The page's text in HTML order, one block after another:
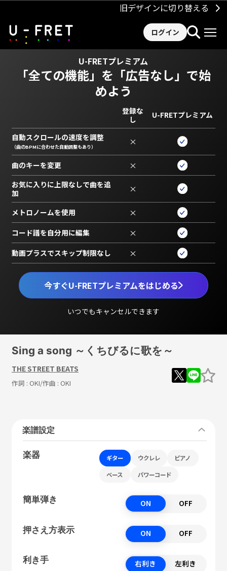
旧デザインに切り替える
ログイン
U-FRETプレミアム
「全ての機能」を 「広告なし」で始
めよう
今すぐU-FRETプレミアムをはじめる
いつでもキャンセルできます
登録な
し
U-FRETプレミアム
自動スクロールの速度を調整
（曲のBPMに合わせた自動調整もあり） ×
曲のキーを変更 ×
お気に入りに上限なしで曲を追
加
×
メトロノームを使用 ×
コード譜を自分用に編集 ×
動画プラスでスキップ制限なし ×
Sing a song ～くちびるに歌を～
THE STREET BEATS
作詞 : OKI/作曲 : OKI
楽譜設定
楽器 ギター ウクレレ ピアノ
ベース パワーコード
簡単弾き ON OFF
押さえ方表示 ON OFF
利き手 右利き 左利き